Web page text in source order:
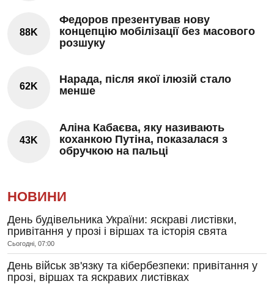
88K
Федоров презентував нову
концепцію мобілізації без масового
розшуку
62K
Нарада, після якої ілюзій стало
менше
43K
Аліна Кабаєва, яку називають
коханкою Путіна, показалася з
обручкою на пальці
НОВИНИ
День будівельника України: яскраві листівки,
привітання у прозі і віршах та історія свята
Сьогодні, 07:00
День військ зв'язку та кібербезпеки: привітання у
прозі, віршах та яскравих листівках